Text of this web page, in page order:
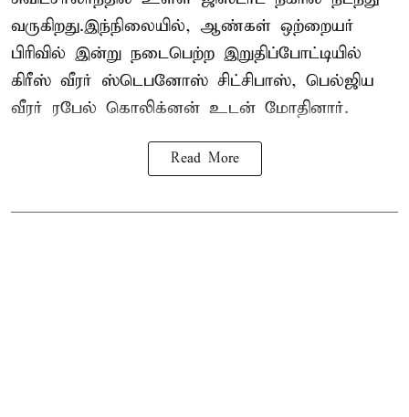
வருகிறது.இந்நிலையில், ஆண்கள் ஒற்றையர்
பிரிவில் இன்று நடைபெற்ற இறுதிப்போட்டியில்
கிரீஸ் வீரர் ஸ்டெபனோஸ் சிட்சிபாஸ், பெல்ஜிய
வீரர் ரபேல் கொலிக்னன் உடன் மோதினார்.
Read More